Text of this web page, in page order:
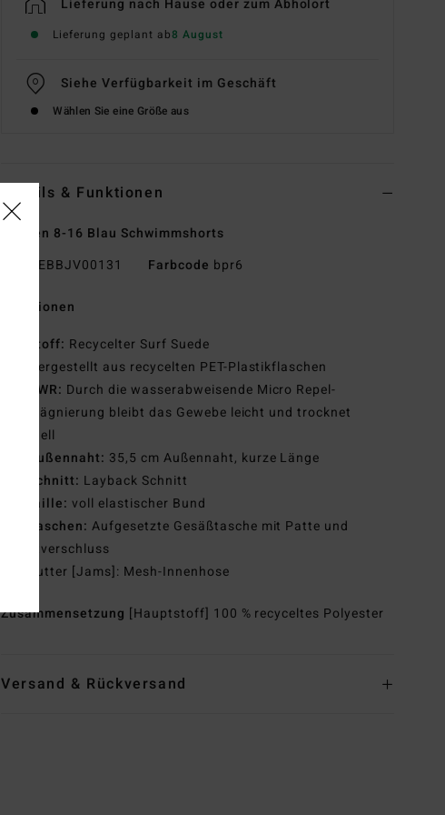
Lieferung nach Hause oder zum Abholort
Lieferung geplant ab8 August
Siehe Verfügbarkeit im Geschäft
Wählen Sie eine Größe aus
Details & Funktionen
Jungen 8-16 Blau Schwimmshorts
EBBJV00131 Farbcode bpr6
Funktionen
Stoff: Recycelter Surf Suede
Hergestellt aus recycelten PET-Plastikflaschen
DWR: Durch die wasserabweisende Micro Repel-
Imprägnierung bleibt das Gewebe leicht und trocknet
schnell
Außennaht: 35,5 cm Außennaht, kurze Länge
Schnitt: Layback Schnitt
taille:voll elastischer Bund
Taschen:Aufgesetzte Gesäßtasche mit Patte und
Klettverschluss
Futter [Jams]: Mesh-Innenhose
Zusammensetzung [Hauptstoff] 100 % recyceltes Polyester
Versand & Rückversand